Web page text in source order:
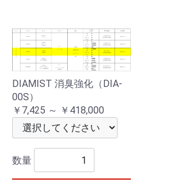
DIAMIST 消臭強化（DIA-
00S）
￥7,425 ～ ￥418,000
数量